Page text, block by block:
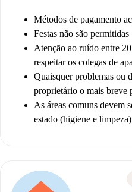
Métodos de pagamento
Festas não são permitidas
Atenção ao ruído entre
respeitar os colegas de
Quaisquer problemas ou
proprietário o mais breve
As áreas comuns devem
estado (higiene e